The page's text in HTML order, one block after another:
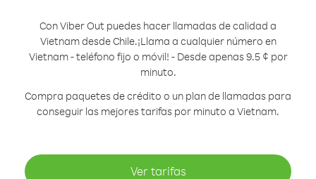
Con Viber Out puedes hacer llamadas de calidad a
Vietnam desde Chile.¡Llama a cualquier número en
Vietnam - teléfono fijo o móvil! - Desde apenas 9.5 ¢ por
minuto.
Compra paquetes de crédito o un plan de llamadas para
conseguir las mejores tarifas por minuto a Vietnam.
Ver tarifas